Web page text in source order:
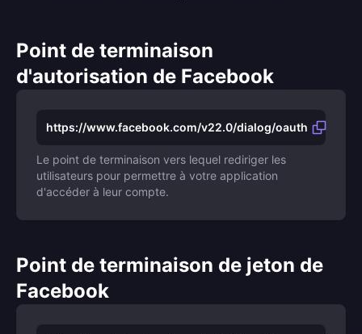
Point de terminaison
d'autorisation de Facebook
https://www.facebook.com/v22.0/dialog/oauth
Le point de terminaison vers lequel rediriger les
utilisateurs pour permettre à votre application
d'accéder à leur compte.
Point de terminaison de jeton de
Facebook